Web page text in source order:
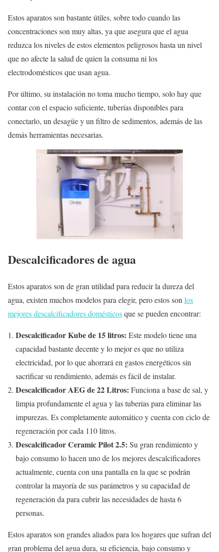
Estos aparatos son bastante útiles, sobre todo cuando las
concentraciones son muy altas, ya que asegura que el agua
reduzca los niveles de estos elementos peligrosos hasta un nivel
que no afecte la salud de quien la consuma ni los
electrodomésticos que usan agua.
Por último, su instalación no toma mucho tiempo, solo hay que
contar con el espacio suficiente, tuberías disponibles para
conectarlo, un desagüe y un filtro de sedimentos, además de las
demás herramientas necesarias.
Descalcificadores de agua
Estos aparatos son de gran utilidad para reducir la dureza del
agua, existen muchos modelos para elegir, pero estos son los
mejores descalcificadores domésticosque se pueden encontrar:
Descalcificador Kube de 15 litros: Este modelo tiene una
capacidad bastante decente y lo mejor es que no utiliza
electricidad, por lo que ahorrará en gastos energéticos sin
sacrificar su rendimiento, además es fácil de instalar.
Descalcificador AEG de 22 Litros: Funciona a base de sal, y
limpia profundamente el agua y las tuberías para eliminar las
impurezas. Es completamente automático y cuenta con ciclo de
regeneración por cada 110 litros.
Descalcificador Ceramic Pilot 2.5: Su gran rendimiento y
bajo consumo lo hacen uno de los mejores descalcificadores
actualmente, cuenta con una pantalla en la que se podrán
controlar la mayoría de sus parámetros y su capacidad de
regeneración da para cubrir las necesidades de hasta 6
personas.
Estos aparatos son grandes aliados para los hogares que sufran del
gran problema del agua dura, su eficiencia, bajo consumo y